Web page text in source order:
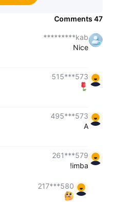
Comments
kab*********
Nice
573***515
573***495
A
579***261
imba!
580***217